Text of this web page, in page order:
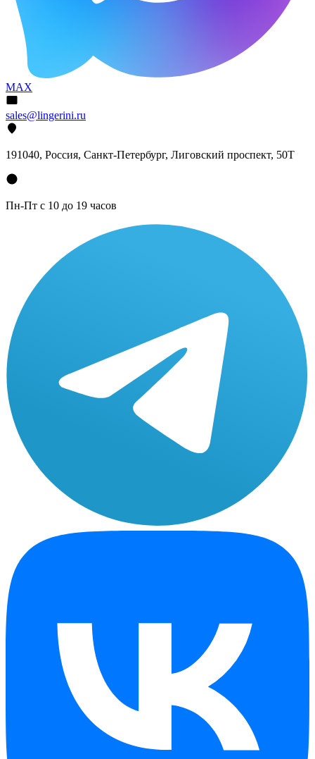
MAX
sales@lingerini.ru
191040, Россия, Санкт-Петербург, Лиговский проспект, 50Т
Пн-Пт с 10 до 19 часов